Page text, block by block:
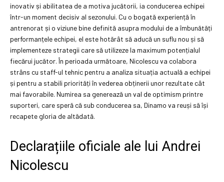
inovativ și abilitatea de a motiva jucătorii, ia conducerea echipei
într-un moment decisiv al sezonului. Cu o bogată experiență în
antrenorat și o viziune bine definită asupra modului de a îmbunătăți
performanțele echipei, el este hotărât să aducă un suflu nou și să
implementeze strategii care să utilizeze la maximum potențialul
fiecărui jucător. În perioada următoare, Nicolescu va colabora
strâns cu staff-ul tehnic pentru a analiza situația actuală a echipei
și pentru a stabili priorități în vederea obținerii unor rezultate cât
mai favorabile. Numirea sa generează un val de optimism printre
suporteri, care speră că sub conducerea sa, Dinamo va reuși să își
recapete gloria de altădată.
Declarațiile oficiale ale lui Andrei
Nicolescu